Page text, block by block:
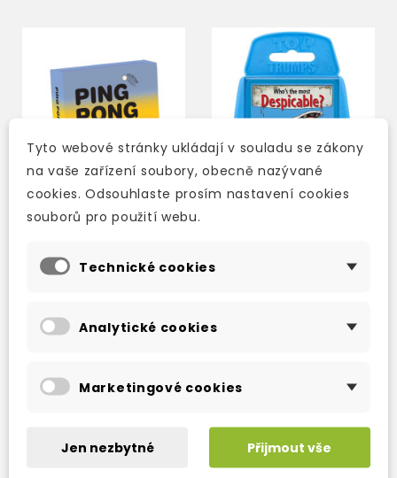
PING PONG PIZZA
skladem (ihned
638 Kč -15% 542 Kč
TOP TRUMPS HORRIBLE
skladem (ihned
290 Kč
Tyto webové stránky ukládají v souladu se zákony
na vaše zařízení soubory, obecně nazývané
cookies. Odsouhlaste prosím nastavení cookies
souborů pro použití webu.
Technické cookies
Analytické cookies
Marketingové cookies
Jen nezbytné Přijmout vše